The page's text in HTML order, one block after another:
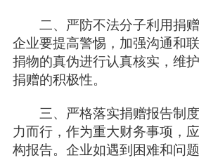
二、严防不法分子利用捐赠
企业要提高警惕，加强沟通和
捐物的真伪进行认真核实，维
捐赠的积极性。
三、严格落实捐赠报告制度
力而行，作为重大财务事项，
构报告。企业如遇到困难和问